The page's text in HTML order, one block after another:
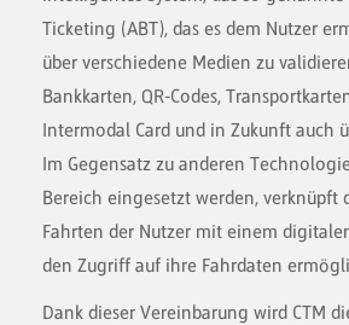
Ticketing (ABT), das es dem Nutzer
über verschiedene Medien zu
Bankkarten, QR-Codes,
Intermodal Card und in Zukunft auch
Im Gegensatz zu anderen
Bereich eingesetzt werden, verknüpft
Fahrten der Nutzer mit einem
den Zugriff auf ihre Fahrdaten
Dank dieser Vereinbarung wird CTM